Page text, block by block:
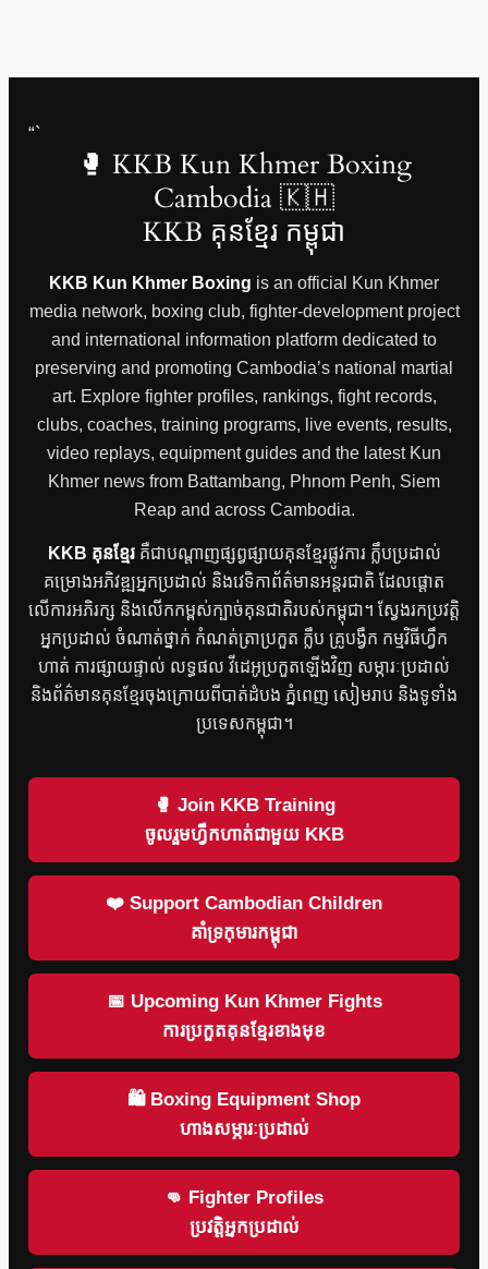
“`
🥊 KKB Kun Khmer Boxing
Cambodia 🇰🇭
KKB គុនខ្មែរ កម្ពុជា
KKB Kun Khmer Boxing is an official Kun Khmer
media network, boxing club, fighter-development project
and international information platform dedicated to
preserving and promoting Cambodia’s national martial
art. Explore fighter profiles, rankings, fight records,
clubs, coaches, training programs, live events, results,
video replays, equipment guides and the latest Kun
Khmer news from Battambang, Phnom Penh, Siem
Reap and across Cambodia.
KKB គុនខ្មែរគឺជាបណ្តាញផ្សព្វផ្សាយគុនខ្មែរផ្លូវការ ក្លឹបប្រដាល់
គម្រោងអភិវឌ្ឍអ្នកប្រដាល់ និងវេទិកាព័ត៌មានអន្តរជាតិ ដែលផ្តោត
លើការអភិរក្ស និងលើកកម្ពស់ក្បាច់គុនជាតិរបស់កម្ពុជា។ ស្វែងរកប្រវត្តិ
អ្នកប្រដាល់ ចំណាត់ថ្នាក់ កំណត់ត្រាប្រកួត ក្លឹប គ្រូបង្វឹក កម្មវិធីហ្វឹក
ហាត់ ការផ្សាយផ្ទាល់ លទ្ធផល វីដេអូប្រកួតឡើងវិញ សម្ភារៈប្រដាល់
និងព័ត៌មានគុនខ្មែរចុងក្រោយពីបាត់ដំបង ភ្នំពេញ សៀមរាប និងទូទាំង
ប្រទេសកម្ពុជា។
🥊 Join KKB Training
ចូលរួមហ្វឹកហាត់ជាមួយ KKB
❤️ Support Cambodian Children
គាំទ្រកុមារកម្ពុជា
📅 Upcoming Kun Khmer Fights
ការប្រកួតគុនខ្មែរខាងមុខ
🛍 Boxing Equipment Shop
ហាងសម្ភារៈប្រដាល់
👊 Fighter Profiles
ប្រវត្តិអ្នកប្រដាល់